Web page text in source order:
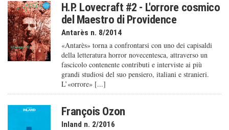
H.P. Lovecraft #2 - L'orrore cosmico
del Maestro di Providence
Antarès n. 8/2014
«Antarès» torna a confrontarsi con uno dei capisaldi
della letteratura horror novecentesca, attraverso un
fascicolo contenente contributi e interviste ai più
grandi studiosi del suo pensiero, italiani e stranieri.
L’«orrore» [...]
François Ozon
Inland n. 2/2016